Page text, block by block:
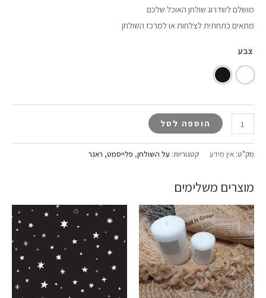
מושלם לשדרוג שולחן האוכל שלכם
מתאים כתחתית לצלחות או למרכז השולחן
צבע
הוספה לסל
מק"ט: אין מידע קטגוריות: על השולחן, פלייסמט, ראנר
מוצרים משלימים